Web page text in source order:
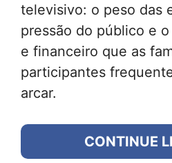
televisivo: o peso das
pressão do público e
e financeiro que as
participantes
arcar.
CONTINUE